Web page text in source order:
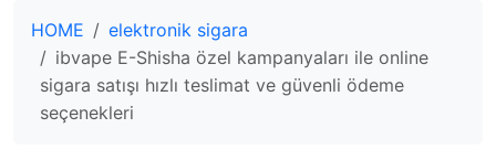
HOME
elektronik sigara
ibvape E-Shisha özel kampanyaları ile online
sigara satışı hızlı teslimat ve güvenli ödeme
seçenekleri